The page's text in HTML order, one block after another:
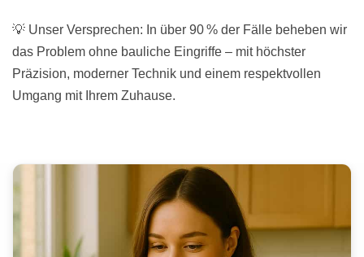
💡 Unser Versprechen: In über 90 % der Fälle beheben wir
das Problem ohne bauliche Eingriffe – mit höchster
Präzision, moderner Technik und einem respektvollen
Umgang mit Ihrem Zuhause.